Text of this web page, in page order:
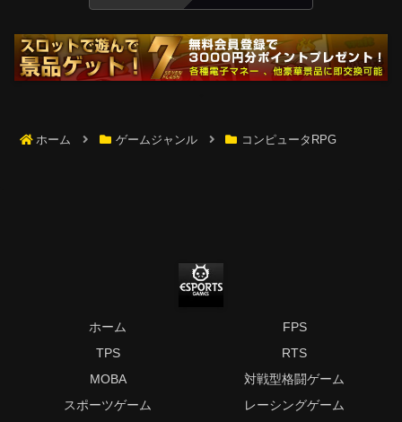
ホーム ゲームジャンル コンピュータRPG
ホーム
FPS
TPS
RTS
MOBA
対戦型格闘ゲーム
スポーツゲーム
レーシングゲーム